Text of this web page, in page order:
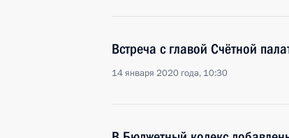
Встреча с главой Счётной
14 января 2020 года, 10:30